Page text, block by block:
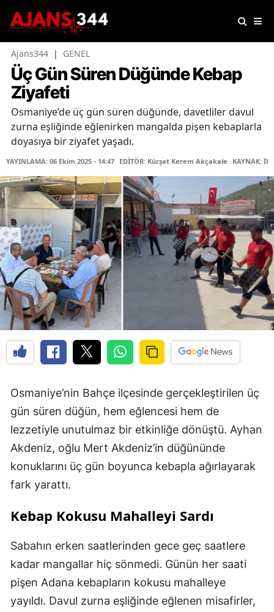
Ajans344 | GENEL
Üç Gün Süren Düğünde Kebap
Ziyafeti
Osmaniye’de üç gün süren düğünde, davetliler davul
zurna eşliğinde eğlenirken mangalda pişen kebaplarla
doyasıya bir ziyafet yaşadı.
YAYINLAMA: 06 Ekim 2025 - 14:47 EDİTÖR: Kürşat Kerem Akçakale KAYNAK:
Osmaniye’nin Bahçe ilçesinde gerçekleştirilen üç
gün süren düğün, hem eğlencesi hem de
lezzetiyle unutulmaz bir etkinliğe dönüştü. Ayhan
Akdeniz, oğlu Mert Akdeniz’in düğününde
konuklarını üç gün boyunca kebapla ağırlayarak
fark yarattı.
Kebap Kokusu Mahalleyi Sardı
Sabahın erken saatlerinden gece geç saatlere
kadar mangallar hiç sönmedi. Günün her saati
pişen Adana kebapların kokusu mahalleye
yayıldı. Davul zurna eşliğinde eğlenen misafirler,